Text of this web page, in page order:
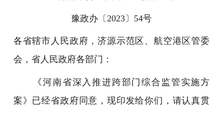
豫政办〔2023〕54号
各省辖市人民政府，济源示范区、航空港区管委
会，省人民政府各部门：
《河南省深入推进跨部门综合监管实施方
案》已经省政府同意，现印发给你们，请认真贯